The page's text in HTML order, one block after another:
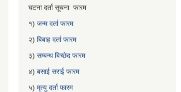
घटना दर्ता सूचना फारम
१) जन्म दर्ता फारम
२) बिबाह दर्ता फारम
३) सम्बन्ध बिच्छेद फारम
४) बसाई सराई फारम
५) मृत्यु दर्ता फारम